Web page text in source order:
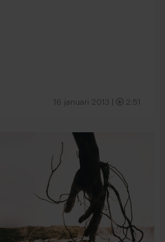
16 januari 2013 2:51